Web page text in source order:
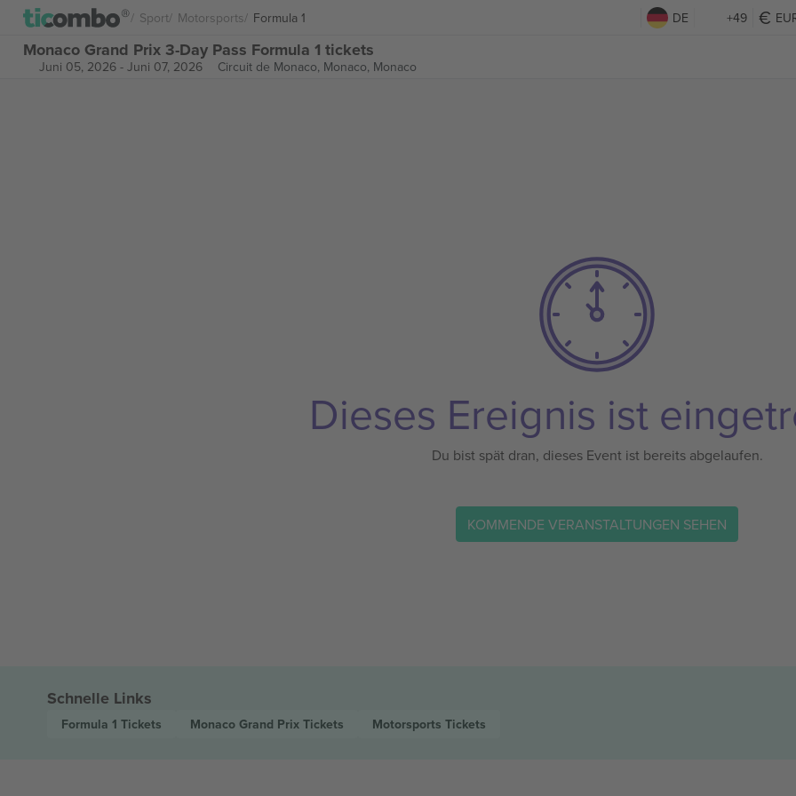
Sport Motorsports Formula 1 DE +49
Monaco Grand Prix 3-Day Pass Formula 1 tickets
Juni 05, 2026- Juni 07, 2026 Circuit de Monaco, Monaco, Monaco
Dieses Ereignis ist
Du bist spät dran, dieses Event ist bereits abgelaufen.
KOMMENDE VERANSTALTUNGEN SEHEN
Schnelle Links
Formula 1 Tickets Monaco Grand Prix Tickets Motorsports Tickets